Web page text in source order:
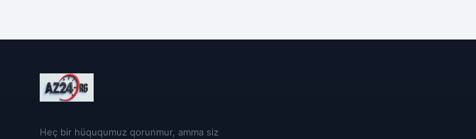
Heç bir hüququmuz qorunmur, amma siz